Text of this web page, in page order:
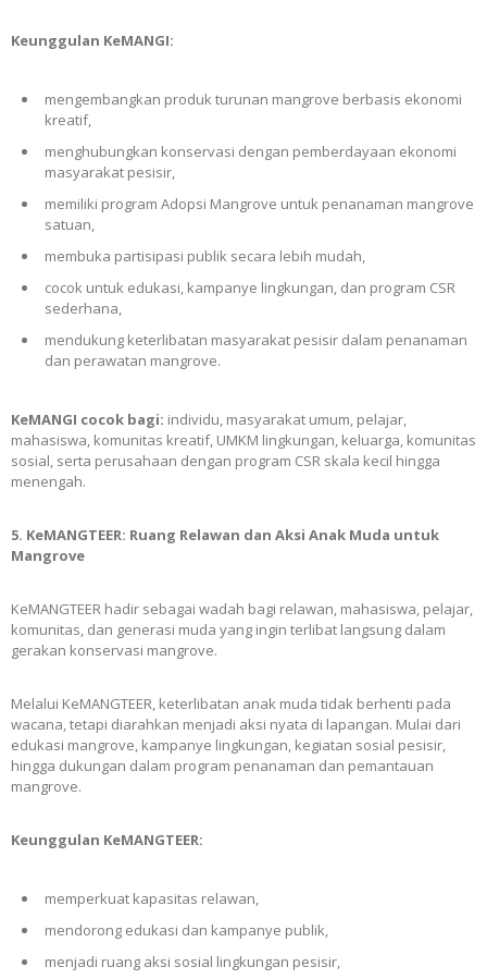
Keunggulan KeMANGI:
mengembangkan produk turunan mangrove berbasis ekonomi
kreatif,
menghubungkan konservasi dengan pemberdayaan ekonomi
masyarakat pesisir,
memiliki program Adopsi Mangrove untuk penanaman mangrove
satuan,
membuka partisipasi publik secara lebih mudah,
cocok untuk edukasi, kampanye lingkungan, dan program CSR
sederhana,
mendukung keterlibatan masyarakat pesisir dalam penanaman
dan perawatan mangrove.
KeMANGI cocok bagi: individu, masyarakat umum, pelajar,
mahasiswa, komunitas kreatif, UMKM lingkungan, keluarga, komunitas
sosial, serta perusahaan dengan program CSR skala kecil hingga
menengah.
5. KeMANGTEER: Ruang Relawan dan Aksi Anak Muda untuk
Mangrove
KeMANGTEER hadir sebagai wadah bagi relawan, mahasiswa, pelajar,
komunitas, dan generasi muda yang ingin terlibat langsung dalam
gerakan konservasi mangrove.
Melalui KeMANGTEER, keterlibatan anak muda tidak berhenti pada
wacana, tetapi diarahkan menjadi aksi nyata di lapangan. Mulai dari
edukasi mangrove, kampanye lingkungan, kegiatan sosial pesisir,
hingga dukungan dalam program penanaman dan pemantauan
mangrove.
Keunggulan KeMANGTEER:
memperkuat kapasitas relawan,
mendorong edukasi dan kampanye publik,
menjadi ruang aksi sosial lingkungan pesisir,